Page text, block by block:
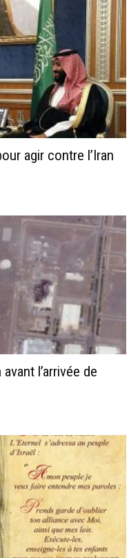
agir contre l’Iran
l’arrivée de